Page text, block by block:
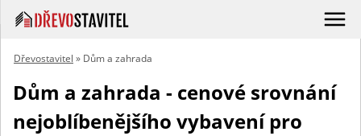
Dřevostavitel » Dům a zahrada
Dům a zahrada - cenové srovnání
nejoblíbenějšího vybavení pro